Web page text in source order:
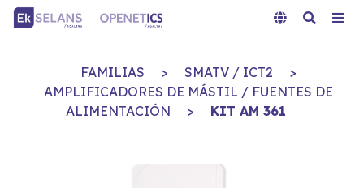
FAMILIAS > SMATV / ICT2
>
AMPLIFICADORES DE MÁSTIL / FUENTES DE
ALIMENTACIÓN
> KIT AM 361